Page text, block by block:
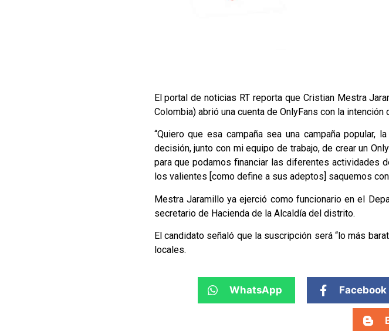
El portal de noticias RT reporta que Cristian Mestra
Colombia) abrió una cuenta de OnlyFans con la intención
“Quiero que esa campaña sea una campaña
decisión, junto con mi equipo de trabajo, de crear un
para que podamos financiar las diferentes actividades
los valientes [como define a sus adeptos] saquemos
Mestra Jaramillo ya ejerció como funcionario en el
secretario de Hacienda de la Alcaldía del distrito.
El candidato señaló que la suscripción será “lo más
locales.
WhatsApp Facebook